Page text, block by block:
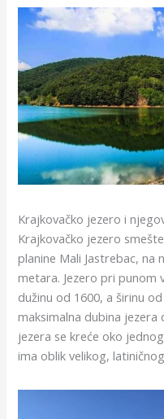
Krajkovačko jezero i
Krajkovačko jezero
planine Mali Jastrebac, na
metara. Jezero pri punom
dužinu od 1600, a širinu
maksimalna dubina
jezera se kreće oko
ima oblik velikog,